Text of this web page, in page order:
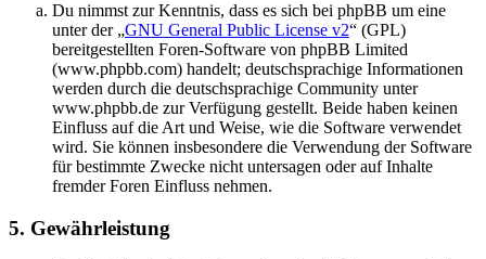
Du nimmst zur Kenntnis, dass es sich bei phpBB um eine
unter der „GNU General Public License v2“ (GPL)
bereitgestellten Foren-Software von phpBB Limited
(www.phpbb.com) handelt; deutschsprachige Informationen
werden durch die deutschsprachige Community unter
www.phpbb.de zur Verfügung gestellt. Beide haben keinen
Einfluss auf die Art und Weise, wie die Software verwendet
wird. Sie können insbesondere die Verwendung der Software
für bestimmte Zwecke nicht untersagen oder auf Inhalte
fremder Foren Einfluss nehmen.
5. Gewährleistung